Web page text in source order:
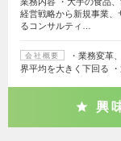
経営戦略から新規事業
るコンサルティ…
会社概要
・業務変
界平均を大きく下回る
興